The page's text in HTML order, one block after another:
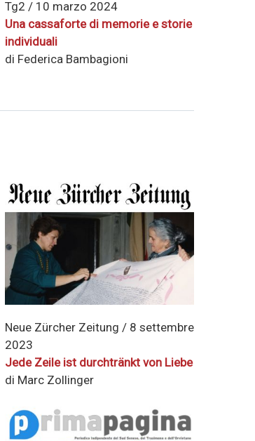
Tg2 / 10 marzo 2024
Una cassaforte di memorie e storie
individuali
di Federica Bambagioni
Neue Zürcher Zeitung / 8 settembre
2023
Jede Zeile ist durchtränkt von Liebe
di Marc Zollinger